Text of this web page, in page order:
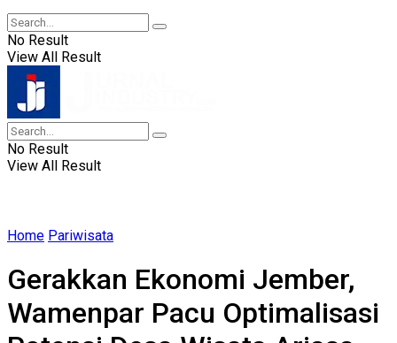
No Result
View All Result
No Result
View All Result
Home Pariwisata
Gerakkan Ekonomi Jember,
Wamenpar Pacu Optimalisasi